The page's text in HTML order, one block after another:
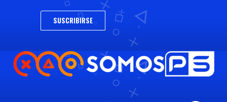
SUSCRIBIRSE